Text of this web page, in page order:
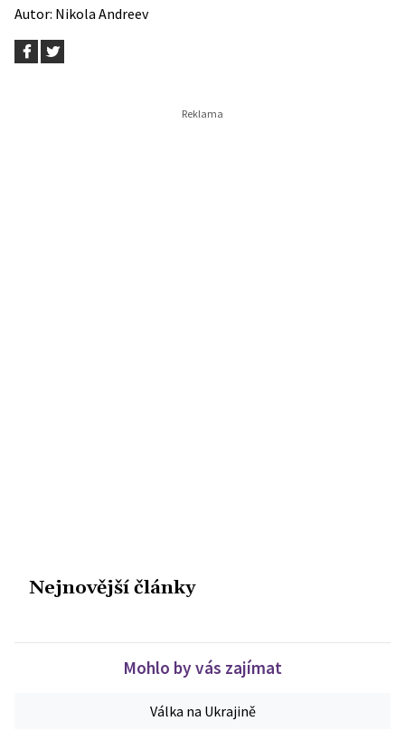
Autor: Nikola Andreev
Nejnovější články
Mohlo by vás zajímat
Válka na Ukrajině